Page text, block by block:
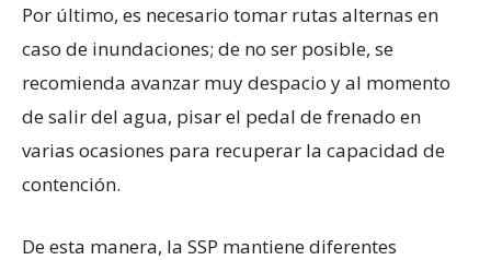
Por último, es necesario tomar rutas alternas en
caso de inundaciones; de no ser posible, se
recomienda avanzar muy despacio y al momento
de salir del agua, pisar el pedal de frenado en
varias ocasiones para recuperar la capacidad de
contención.
De esta manera, la SSP mantiene diferentes